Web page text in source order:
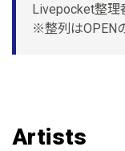
Livepocket整理
※整列はOPEN
Artists